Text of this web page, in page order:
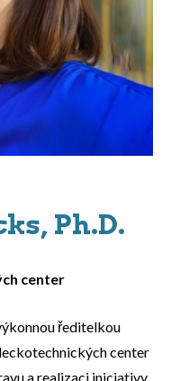
Ph.D.
center
ředitelkou
center
a realizaci iniciativy